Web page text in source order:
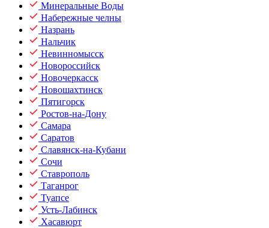
Минеральные Воды
Набережные челны
Назрань
Нальчик
Невинномысск
Новороссийск
Новочеркасск
Новошахтинск
Пятигорск
Ростов-на-Дону
Самара
Саратов
Славянск-на-Кубани
Сочи
Ставрополь
Таганрог
Туапсе
Усть-Лабинск
Хасавюрт